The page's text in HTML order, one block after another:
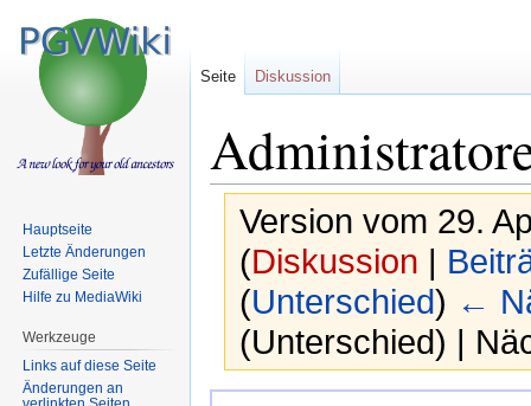
Version vom 29.
(Diskussion |
(Unterschied) ←
(Unterschied) |
Seite Diskussion
Hauptseite
Letzte Änderungen
Zufällige Seite
Hilfe zu MediaWiki
Werkzeuge
Links auf diese Seite
Änderungen an